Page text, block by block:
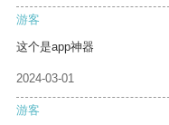
游客
这个是app神器
2024-03-01
游客